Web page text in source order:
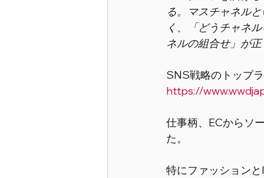
る。マスチャネル
く、「どうチャネ
ネルの組合せ」が
SNS戦略のトップ
https://
仕事柄、ECからソ
た。
特にファッション